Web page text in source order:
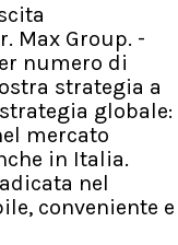
Max Group. -
numero di
strategia a
globale:
mercato
in Italia.
nel
conveniente e